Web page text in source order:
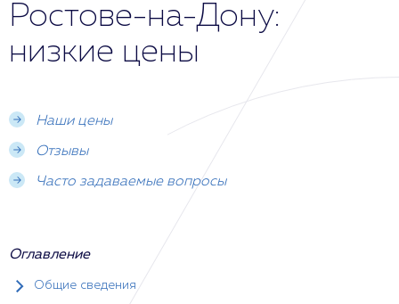
Ростове-на-Дону:
низкие цены
Наши цены
Отзывы
Часто задаваемые вопросы
Оглавление
Общие сведения